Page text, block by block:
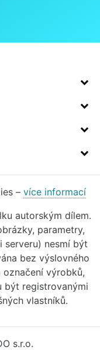
– více informací
autorským dílem.
parametry,
serveru) nesmí být
bez výslovného
výrobků,
být registrovanými
vlastníků.
s.r.o.